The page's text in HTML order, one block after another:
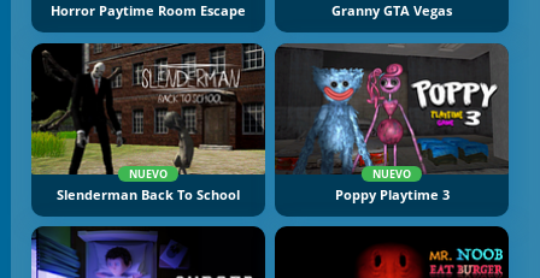
Horror Paytime Room Escape Granny GTA Vegas
NUEVO
Slenderman Back To School
NUEVO
Poppy Playtime 3